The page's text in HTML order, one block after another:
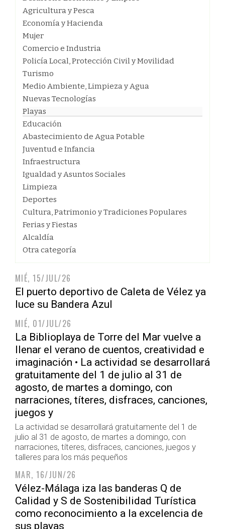
Agricultura y Pesca
Economía y Hacienda
Mujer
Comercio e Industria
Policía Local, Protección Civil y Movilidad
Turismo
Medio Ambiente, Limpieza y Agua
Nuevas Tecnologías
Playas
Educación
Abastecimiento de Agua Potable
Juventud e Infancia
Infraestructura
Igualdad y Asuntos Sociales
Limpieza
Deportes
Cultura, Patrimonio y Tradiciones Populares
Ferias y Fiestas
Alcaldía
Otra categoría
MIÉ, 15/JUL/26
El puerto deportivo de Caleta de Vélez ya
luce su Bandera Azul
MIÉ, 01/JUL/26
La Biblioplaya de Torre del Mar vuelve a
llenar el verano de cuentos, creatividad e
imaginación • La actividad se desarrollará
gratuitamente del 1 de julio al 31 de
agosto, de martes a domingo, con
narraciones, títeres, disfraces, canciones,
juegos y
La actividad se desarrollará gratuitamente del 1 de
julio al 31 de agosto, de martes a domingo, con
narraciones, títeres, disfraces, canciones, juegos y
talleres para los más pequeños
MAR, 16/JUN/26
Vélez-Málaga iza las banderas Q de
Calidad y S de Sostenibilidad Turística
como reconocimiento a la excelencia de
sus playas